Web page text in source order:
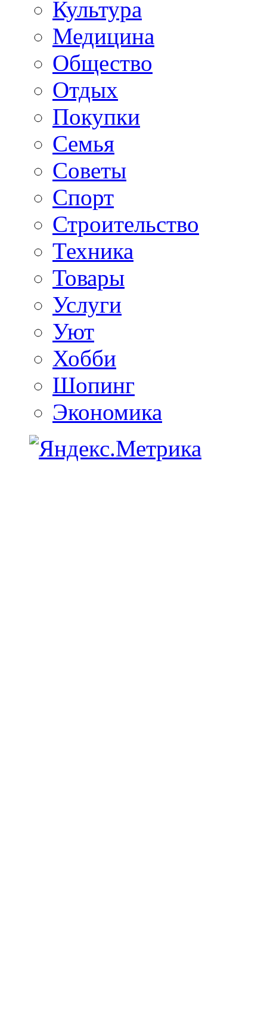
Культура
Медицина
Общество
Отдых
Покупки
Семья
Советы
Спорт
Строительство
Техника
Товары
Услуги
Уют
Хобби
Шопинг
Экономика